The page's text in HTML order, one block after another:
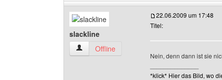
slackline
slackline Benutzer-Profile anzeigen
Offline
22.06.2009 um 17:48
Titel:
Nein, denn dann ist sie
*klick* Hier das Bild, wo